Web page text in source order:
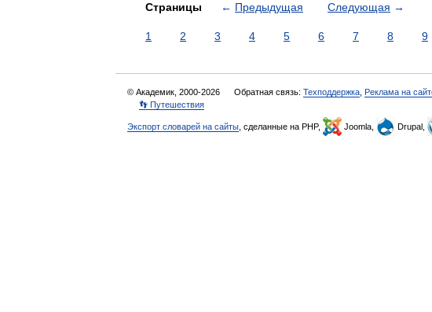
Страницы ← Предыдущая Следующая →
1 2 3 4 5 6 7 8 9
© Академик, 2000-2026 Обратная связь: Техподдержка Реклама на
👣 Путешествия
Экспорт словарей на сайты , сделанные на PHP, Joomla, Drupal,